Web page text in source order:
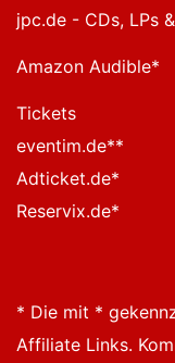
jpc.de - CDs, LPs
Amazon Audible*
Tickets
eventim.de**
Adticket.de*
Reservix.de*
* Die mit *
Affiliate Links.